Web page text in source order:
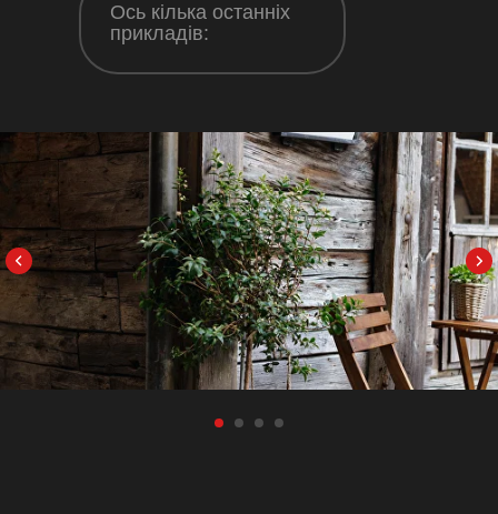
Ось кілька останніх
прикладів: